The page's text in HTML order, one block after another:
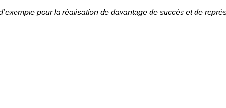
pour la réalisation de davantage de succès et de